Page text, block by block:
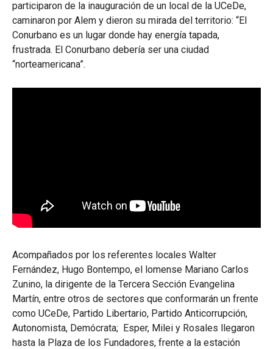
participaron de la inauguración de un local de la UCeDe,
caminaron por Alem y dieron su mirada del territorio: “El
Conurbano es un lugar donde hay energía tapada,
frustrada. El Conurbano debería ser una ciudad
“norteamericana”.
Acompañados por los referentes locales Walter
Fernández, Hugo Bontempo, el lomense Mariano Carlos
Zunino, la dirigente de la Tercera Sección Evangelina
Martín, entre otros de sectores que conformarán un frente
como UCeDe, Partido Libertario, Partido Anticorrupción,
Autonomista, Demócrata; Esper, Milei y Rosales llegaron
hasta la Plaza de los Fundadores, frente a la estación